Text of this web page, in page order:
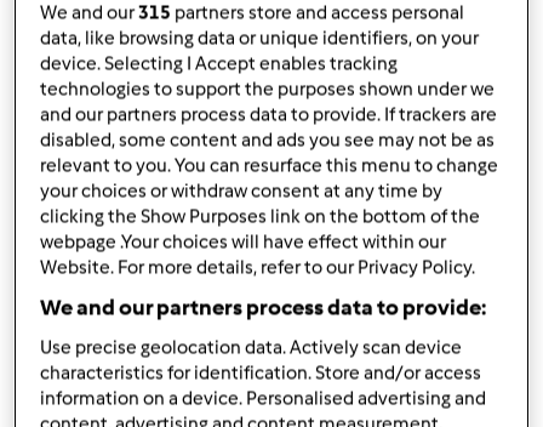
pagina della Rivista.
Ci faccia sapere, a presto.
Team Bimby
Accedio registratiper poter commentare
Anonimo (non verificato)
We and our315 partners store and access personal
data, like browsing data or unique identifiers, on your
device. Selecting I Accept enables tracking
technologies to support the purposes shown under we
and our partners process data to provide. If trackers are
disabled, some content and ads you see may not be as
relevant to you. You can resurface this menu to change
your choices or withdraw consent at any time by
clicking the Show Purposes link on the bottom of the
webpage .Your choices will have effect within our
Website. For more details, refer to our Privacy Policy.
We and our partners process data to provide:
Use precise geolocation data. Actively scan device
characteristics for identification. Store and/or access
information on a device. Personalised advertising and